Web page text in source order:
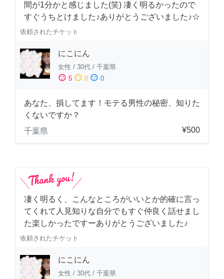
間が1分かと感じました(笑) 凄く明るかったので
すぐうちとけました♪ありがとうございました♪☆
依頼されたチケット
にこにん
女性 / 30代 / 千葉県
sentiment_satisfied 5 sentiment_neutral 0 sentiment_dissatisfied 0
あなた、損してます！モテる男性の秘密、知りた
くないですか？
千葉県
¥500
凄く明るく、こんなところがいいとか的確に言っ
てくれて人見知りな自分でもすぐ仲良く話せまし
た楽しかったですーありがとうございました♪
依頼されたチケット
にこにん
女性 / 30代 / 千葉県